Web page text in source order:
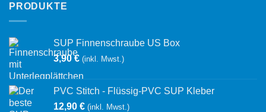
PRODUKTE
SUP Finnenschraube US Box
3,90€ (inkl. Mwst.)
PVC Stitch - Flüssig-PVC SUP Kleber
12,90 € (inkl. Mwst.)